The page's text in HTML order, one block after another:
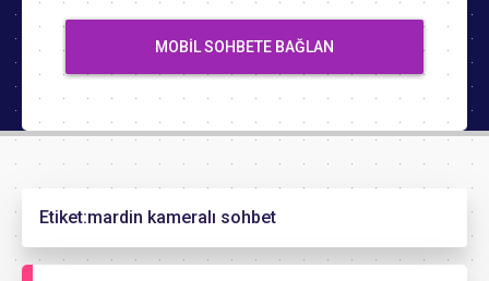
MOBIL SOHBETE BAĞLAN
Etiket:mardin kameralı sohbet